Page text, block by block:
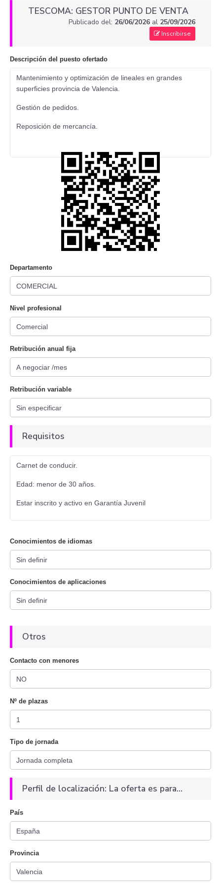
TESCOMA: GESTOR PUNTO DE VENTA
Publicado del: 26/06/2026 al 25/09/2026
Inscribirse
Descripción del puesto ofertado
Mantenimiento y optimización de lineales en grandes
superficies provincia de Valencia.
Gestión de pedidos.
Reposición de mercancía.
Departamento
Nivel profesional
Retribución anual fija
Retribución variable
Requisitos
Carnet de conducir.
Edad: menor de 30 años.
Estar inscrito y activo en Garantía Juvenil
Conocimientos de idiomas
Conocimientos de aplicaciones
Otros
Contacto con menores
Nº de plazas
Tipo de jornada
Perfil de localización: La oferta es para...
País
Provincia